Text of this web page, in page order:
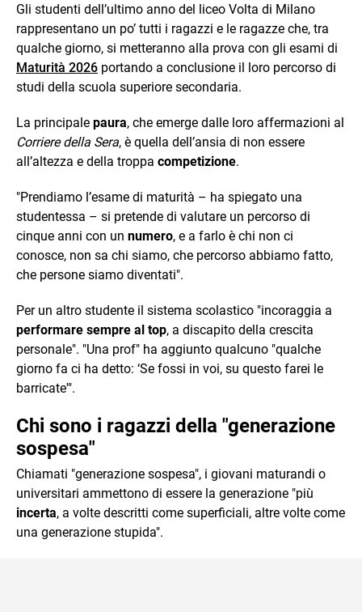
Gli studenti dell’ultimo anno del liceo Volta di Milano
rappresentano un po’ tutti i ragazzi e le ragazze che, tra
qualche giorno, si metteranno alla prova con gli esami di
Maturità 2026 portando a conclusione il loro percorso di
studi della scuola superiore secondaria.
La principale paura, che emerge dalle loro affermazioni al
Corriere della Sera, è quella dell’ansia di non essere
all’altezza e della troppa competizione.
"Prendiamo l’esame di maturità – ha spiegato una
studentessa – si pretende di valutare un percorso di
cinque anni con un numero, e a farlo è chi non ci
conosce, non sa chi siamo, che percorso abbiamo fatto,
che persone siamo diventati".
Per un altro studente il sistema scolastico "incoraggia a
performare sempre al top, a discapito della crescita
personale". "Una prof" ha aggiunto qualcuno "qualche
giorno fa ci ha detto: ‘Se fossi in voi, su questo farei le
barricate'".
Chi sono i ragazzi della "generazione
sospesa"
Chiamati "generazione sospesa", i giovani maturandi o
universitari ammettono di essere la generazione "più
incerta, a volte descritti come superficiali, altre volte come
una generazione stupida".